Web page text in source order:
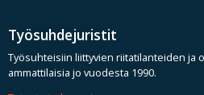
Työsuhdejuristit
Työsuhteisiin liittyvien riitatilanteiden ja
ammattilaisia jo vuodesta 1990.